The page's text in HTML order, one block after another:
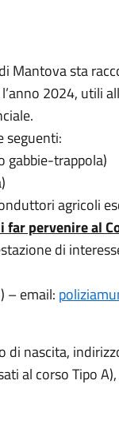
Mantova sta
2024, utili
seguenti:
gabbie-trappola)
agricoli
pervenire al
di
– email:
di nascita,
al corso Tipo